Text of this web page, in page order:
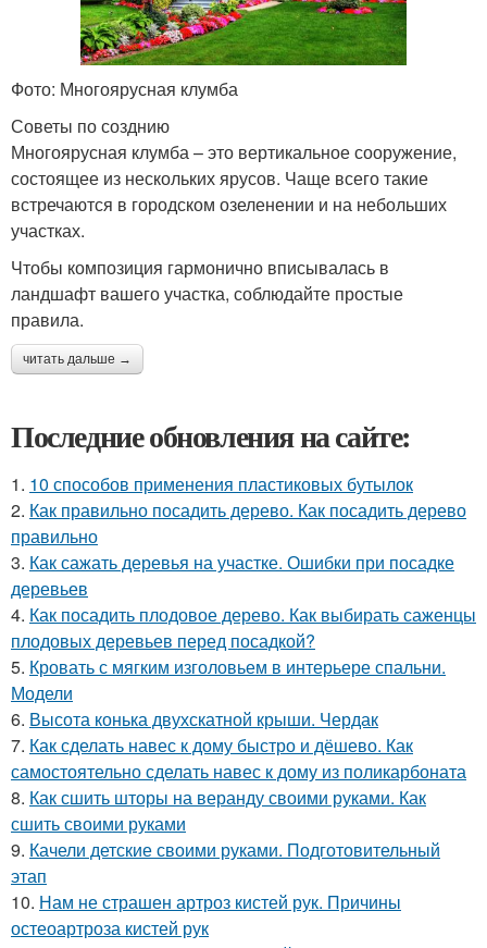
Фото: Многоярусная клумба
Советы по созднию
Многоярусная клумба – это вертикальное сооружение,
состоящее из нескольких ярусов. Чаще всего такие
встречаются в городском озеленении и на небольших
участках.
Чтобы композиция гармонично вписывалась в
ландшафт вашего участка, соблюдайте простые
правила.
читать дальше →
Последние обновления на сайте:
1. 10 способов применения пластиковых бутылок
2. Как правильно посадить дерево. Как посадить дерево
правильно
3. Как сажать деревья на участке. Ошибки при посадке
деревьев
4. Как посадить плодовое дерево. Как выбирать саженцы
плодовых деревьев перед посадкой?
5. Кровать с мягким изголовьем в интерьере спальни.
Модели
6. Высота конька двухскатной крыши. Чердак
7. Как сделать навес к дому быстро и дёшево. Как
самостоятельно сделать навес к дому из поликарбоната
8. Как сшить шторы на веранду своими руками. Как
сшить своими руками
9. Качели детские своими руками. Подготовительный
этап
10. Нам не страшен артроз кистей рук. Причины
остеоартроза кистей рук